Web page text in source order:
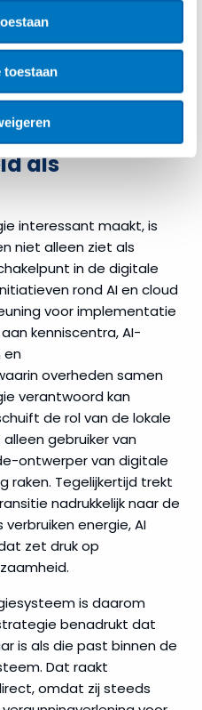
toestaan
er een derde laag bij:
Die verschuiving is niet
in inkoopteams en IT-
bestuurlijke afweging
als
interessant maakt, is
niet alleen ziet als
in de digitale
rond AI en cloud
voor implementatie
kenniscentra, AI-
en
overheden samen
verantwoord kan
de rol van de lokale
gebruiker van
ontwerper van digitale
raken. Tegelijkertijd trekt
nadrukkelijk naar de
energie, AI
zet druk op
is daarom
benadrukt dat
is als die past binnen de
Dat raakt
omdat zij steeds